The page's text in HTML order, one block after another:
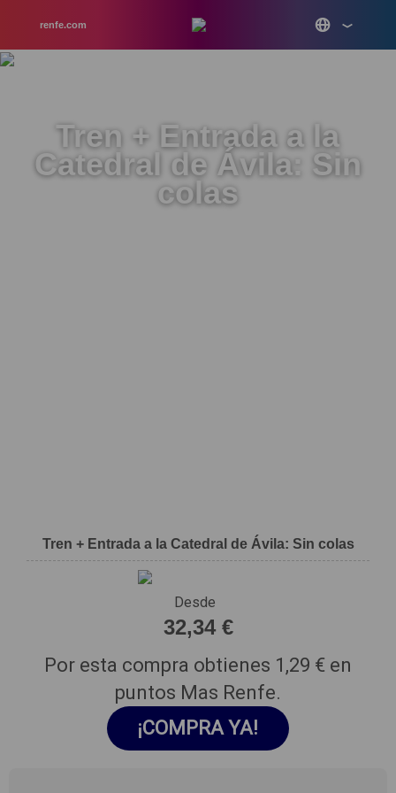
renfe.com
Tren + Entrada a la
Catedral de Ávila: Sin
colas
Tren + Entrada a la Catedral de Ávila: Sin colas
Desde
32,34 €
Por esta compra obtienes 1,29 € en
puntos Mas Renfe.
¡COMPRA YA!